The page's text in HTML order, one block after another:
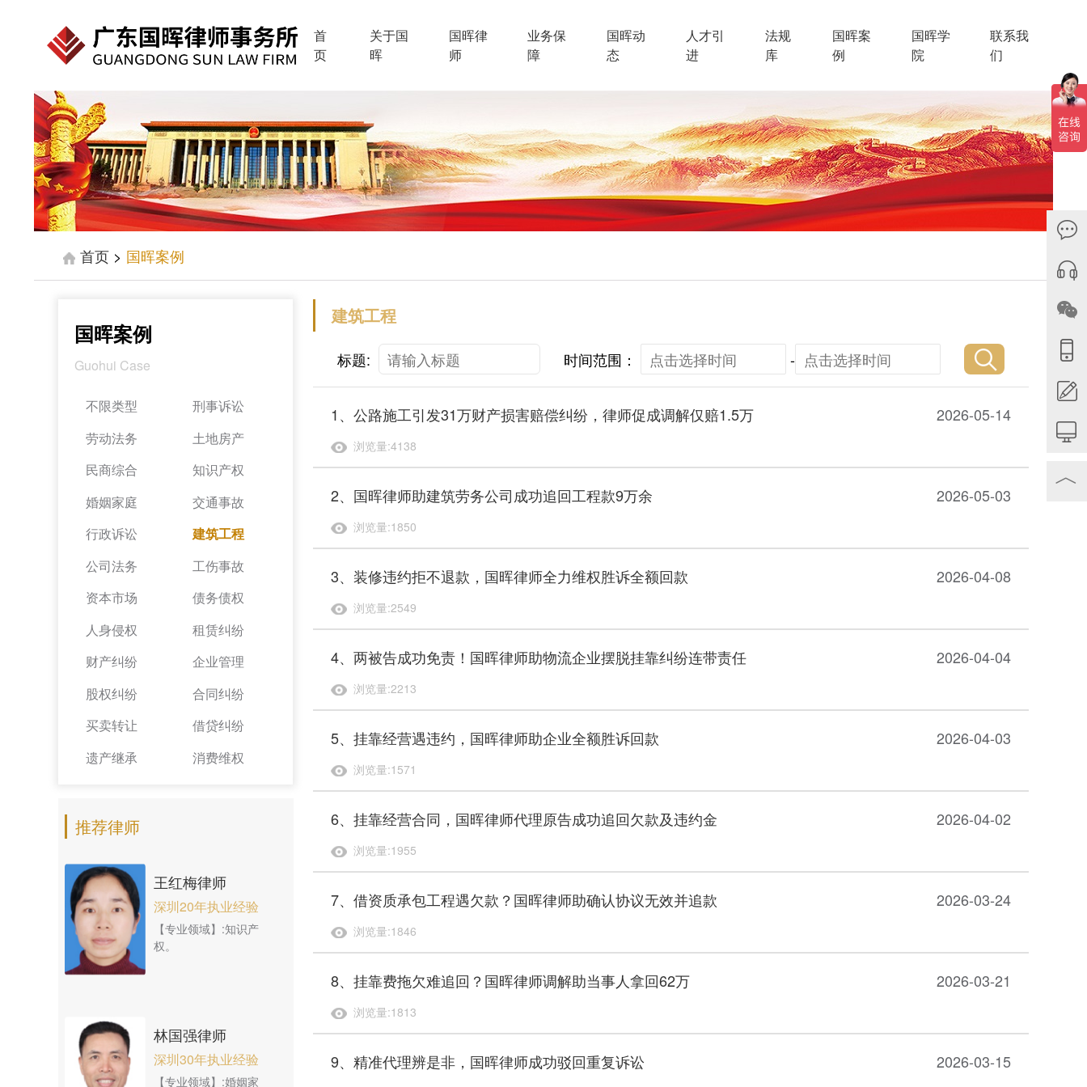
首
页
关于国
晖
国晖律
师
业务保
障
国晖动
态
人才引
进
法规
库
国晖案
例
国晖学
院
联系我
们
首页 > 国晖案例
国晖案例
Guohui Case
不限类型
刑事诉讼
劳动法务
土地房产
民商综合
知识产权
婚姻家庭
交通事故
行政诉讼
建筑工程
公司法务
工伤事故
资本市场
债务债权
人身侵权
租赁纠纷
财产纠纷
企业管理
股权纠纷
合同纠纷
买卖转让
借贷纠纷
遗产继承
消费维权
推荐律师
王红梅律师
深圳20年执业经验
【专业领域】:知识产
权。
林国强律师
深圳30年执业经验
【专业领域】:婚姻家
建筑工程
标题: 时间范围： -
1、公路施工引发31万财产损害赔偿纠纷，律师促成调解仅赔1.5万 2026-05-14
浏览量:4138
2、国晖律师助建筑劳务公司成功追回工程款9万余 2026-05-03
浏览量:1850
3、装修违约拒不退款，国晖律师全力维权胜诉全额回款 2026-04-08
浏览量:2549
4、两被告成功免责！国晖律师助物流企业摆脱挂靠纠纷连带责任 2026-04-04
浏览量:2213
5、挂靠经营遇违约，国晖律师助企业全额胜诉回款 2026-04-03
浏览量:1571
6、挂靠经营合同，国晖律师代理原告成功追回欠款及违约金 2026-04-02
浏览量:1955
7、借资质承包工程遇欠款？国晖律师助确认协议无效并追款 2026-03-24
浏览量:1846
8、挂靠费拖欠难追回？国晖律师调解助当事人拿回62万 2026-03-21
浏览量:1813
9、精准代理辨是非，国晖律师成功驳回重复诉讼 2026-03-15
︿